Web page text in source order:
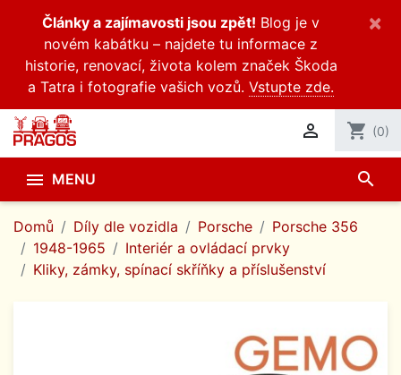
Články a zajímavosti jsou zpět! Blog je v
novém kabátku – najdete tu informace z
historie, renovací, života kolem značek Škoda
a Tatra i fotografie vašich vozů. Vstupte zde.
×
 shopping_cart (0)
 MENU search
Domů Díly dle vozidla Porsche
Porsche 356
1948-1965
Interiér a ovládací prvky
Kliky, zámky, spínací skříňky a příslušenství